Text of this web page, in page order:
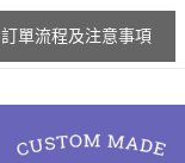
訂單流程及注意事項